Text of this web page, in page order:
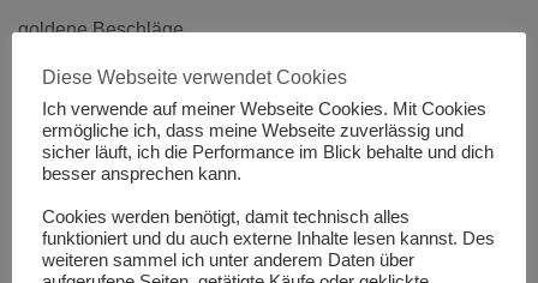
goldene Beschläge
Lederstrippen mit Steckverschluss
rosa Echtlederfutter
Grifflänge 25 cm
Diese Webseite verwendet Cookies
Ich verwende auf meiner Webseite Cookies. Mit Cookies
ermögliche ich, dass meine Webseite zuverlässig und
sicher läuft, ich die Performance im Blick behalte und dich
besser ansprechen kann.
Cookies werden benötigt, damit technisch alles
funktioniert und du auch externe Inhalte lesen kannst. Des
weiteren sammel ich unter anderem Daten über